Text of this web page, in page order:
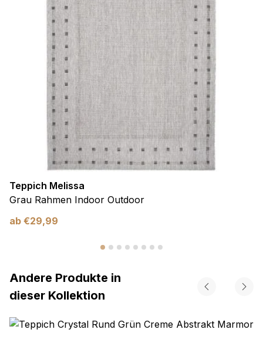
Teppich Melissa
Grau Rahmen Indoor Outdoor
ab €29,99
Andere Produkte in
dieser Kollektion